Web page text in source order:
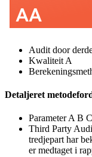
Audit door
Kwaliteit A
Detaljeret
Parameter A B C
Third Party
tredjepart har
er medtaget i